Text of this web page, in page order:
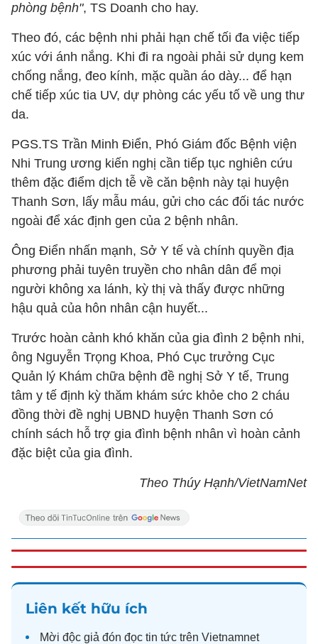
phòng bệnh", TS Doanh cho hay.
Theo đó, các bệnh nhi phải hạn chế tối đa việc tiếp
xúc với ánh nắng. Khi đi ra ngoài phải sử dụng kem
chống nắng, đeo kính, mặc quần áo dày... để hạn
chế tiếp xúc tia UV, dự phòng các yếu tố về ung thư
da.
PGS.TS Trần Minh Điển, Phó Giám đốc Bệnh viện
Nhi Trung ương kiến nghị cần tiếp tục nghiên cứu
thêm đặc điểm dịch tễ về căn bệnh này tại huyện
Thanh Sơn, lấy mẫu máu, gửi cho các đối tác nước
ngoài để xác định gen của 2 bệnh nhân.
Ông Điển nhấn mạnh, Sở Y tế và chính quyền địa
phương phải tuyên truyền cho nhân dân để mọi
người không xa lánh, kỳ thị và thấy được những
hậu quả của hôn nhân cận huyết...
Trước hoàn cảnh khó khăn của gia đình 2 bệnh nhi,
ông Nguyễn Trọng Khoa, Phó Cục trưởng Cục
Quản lý Khám chữa bệnh đề nghị Sở Y tế, Trung
tâm y tế định kỳ thăm khám sức khỏe cho 2 cháu
đồng thời đề nghị UBND huyện Thanh Sơn có
chính sách hỗ trợ gia đình bệnh nhân vì hoàn cảnh
đặc biệt của gia đình.
Theo Thúy Hạnh/VietNamNet
Liên kết hữu ích
Mời độc giả đón đọc tin tức trên Vietnamnet